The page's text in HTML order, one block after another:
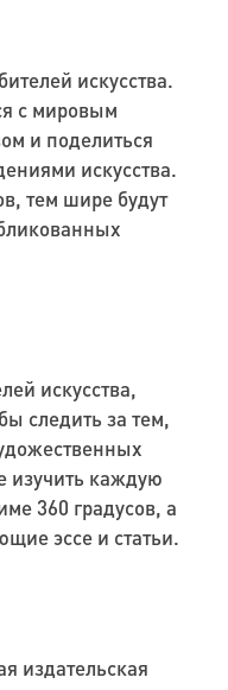
искусства.
с мировым
и поделиться
искусства.
тем шире будут
искусства,
следить за тем,
изучить каждую
360 градусов, а
эссе и статьи.
издательская